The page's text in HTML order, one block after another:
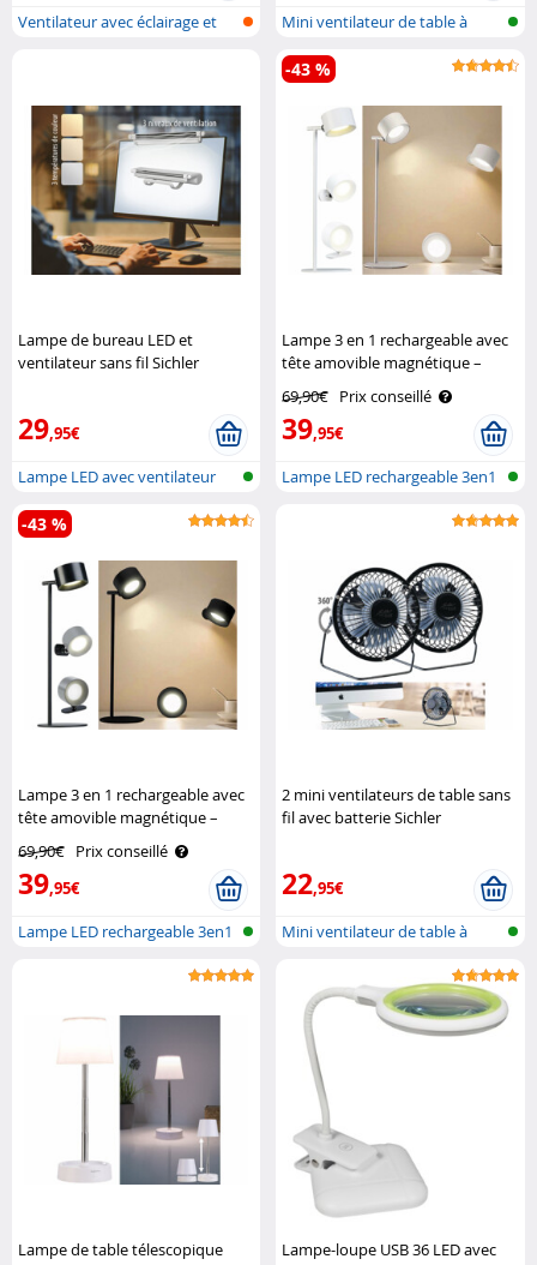
Ventilateur avec éclairage et
Mini ventilateur de table à
batteri..
Lampe de bureau LED et
ventilateur sans fil Sichler
29,95€
Lampe LED avec ventilateur
pour ord..
Lampe 3 en 1 rechargeable avec
tête amovible magnétique –
coloris blanc Lunartec
69,90€ Prix conseillé
39,95€
-43 %
Lampe LED rechargeable 3en1
Lampe 3 en 1 rechargeable avec
tête amovible magnétique –
coloris noir Lunartec
69,90€ Prix conseillé
39,95€
-43 %
Lampe LED rechargeable 3en1
2 mini ventilateurs de table sans
fil avec batterie Sichler
22,95€
Mini ventilateur de table à
Lampe de table télescopique
Lampe-loupe USB 36 LED avec